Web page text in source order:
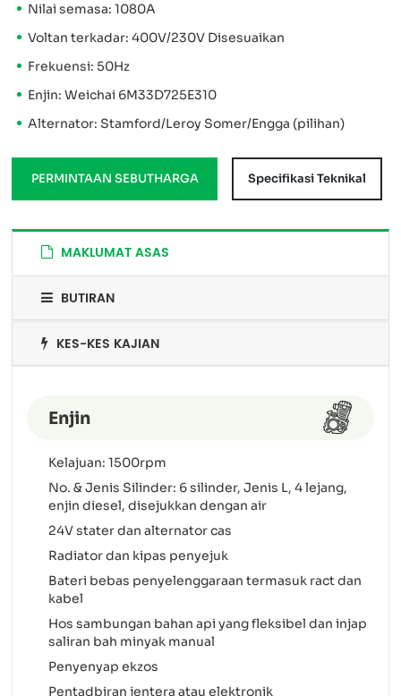
Nilai semasa: 1080A
Voltan terkadar: 400V/230V Disesuaikan
Frekuensi: 50Hz
Enjin: Weichai 6M33D725E310
Alternator: Stamford/Leroy Somer/Engga (pilihan)
PERMINTAAN SEBUTHARGA Specifikasi Teknikal
MAKLUMAT ASAS
BUTIRAN
KES-KES KAJIAN
Enjin
Kelajuan: 1500rpm
No. & Jenis Silinder: 6 silinder, Jenis L, 4 lejang,
enjin diesel, disejukkan dengan air
24V stater dan alternator cas
Radiator dan kipas penyejuk
Bateri bebas penyelenggaraan termasuk ract dan
kabel
Hos sambungan bahan api yang fleksibel dan injap
saliran bah minyak manual
Penyenyap ekzos
Pentadbiran jentera atau elektronik